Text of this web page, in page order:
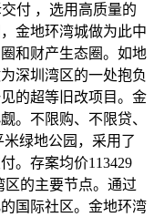
付 ，选用高质量的
金地环湾城做为此中
和财产生态圈。如地
深圳湾区的一处抱负
的超等旧改项目。金
。不限购、不限贷、
米绿地公园，采用了
。存案均价113429
区的主要节点。通过
国际社区。金地环湾